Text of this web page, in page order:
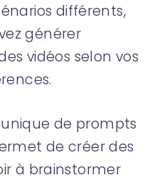
différents,
générer
vidéos selon vos
de prompts
de créer des
à brainstormer